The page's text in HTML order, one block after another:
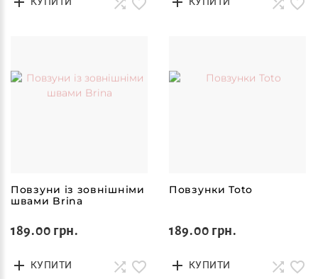
Повзуни із зовнішніми
швами Brina
189.00 грн.
КУПИТИ
Повзунки Toto
189.00 грн.
КУПИТИ